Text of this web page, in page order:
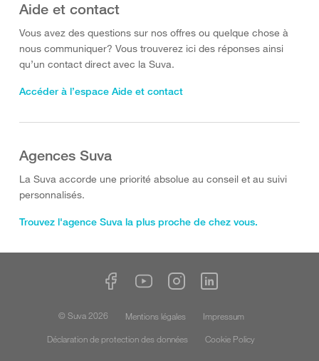
Aide et contact
Vous avez des questions sur nos offres ou quelque chose à
nous communiquer? Vous trouverez ici des réponses ainsi
qu’un contact direct avec la Suva.
Accéder à l’espace Aide et contact
Agences Suva
La Suva accorde une priorité absolue au conseil et au suivi
personnalisés.
Trouvez l'agence Suva la plus proche de chez vous.
© Suva 2026 Mentions légales
Impressum
Déclaration de protection des données
Cookie Policy